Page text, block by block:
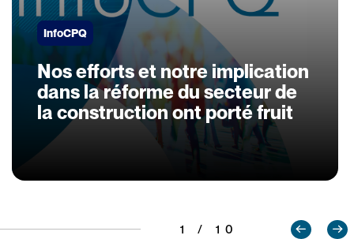
InfoCPQ
Nos efforts et notre implication
dans la réforme du secteur de
la construction ont porté fruit
1 / 10